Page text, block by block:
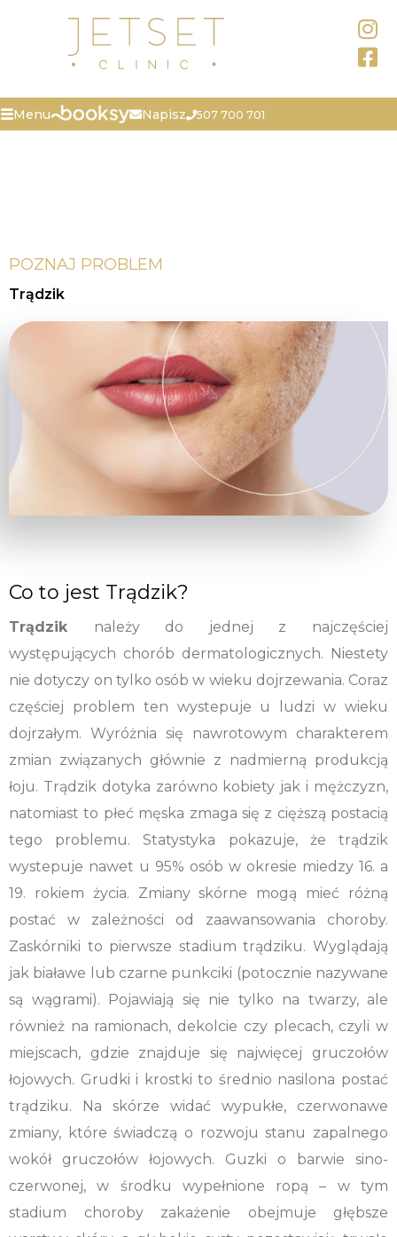
Menu Napisz 507 700 701
POZNAJ PROBLEM
Trądzik
Co to jest Trądzik?
Trądzik należy do jednej z najczęściej
występujących chorób dermatologicznych. Niestety
nie dotyczy on tylko osób w wieku dojrzewania. Coraz
częściej problem ten wystepuje u ludzi w wieku
dojrzałym. Wyróżnia się nawrotowym charakterem
zmian związanych głównie z nadmierną produkcją
łoju. Trądzik dotyka zarówno kobiety jak i mężczyzn,
natomiast to płeć męska zmaga się z cięższą postacią
tego problemu. Statystyka pokazuje, że trądzik
wystepuje nawet u 95% osób w okresie miedzy 16. a
19. rokiem życia. Zmiany skórne mogą mieć różną
postać w zależności od zaawansowania choroby.
Zaskórniki to pierwsze stadium trądziku. Wyglądają
jak białawe lub czarne punkciki (potocznie nazywane
są wągrami). Pojawiają się nie tylko na twarzy, ale
również na ramionach, dekolcie czy plecach, czyli w
miejscach, gdzie znajduje się najwięcej gruczołów
łojowych. Grudki i krostki to średnio nasilona postać
trądziku. Na skórze widać wypukłe, czerwonawe
zmiany, które świadczą o rozwoju stanu zapalnego
wokół gruczołów łojowych. Guzki o barwie sino-
czerwonej, w środku wypełnione ropą – w tym
stadium choroby zakażenie obejmuje głębsze